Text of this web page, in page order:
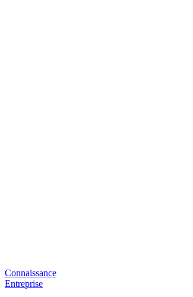
Connaissance
Entreprise